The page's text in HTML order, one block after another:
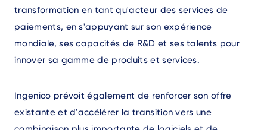
transformation en tant qu'acteur des services de
paiements, en s'appuyant sur son expérience
mondiale, ses capacités de R&D et ses talents pour
innover sa gamme de produits et services.
Ingenico prévoit également de renforcer son offre
existante et d'accélérer la transition vers une